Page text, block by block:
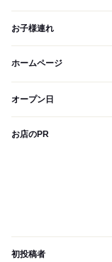
お子様連れ
ホームページ
オープン日
お店のPR
初投稿者